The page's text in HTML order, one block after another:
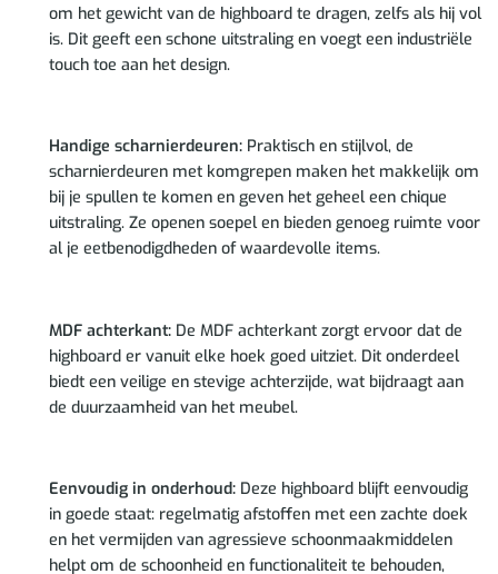
om het gewicht van de highboard te dragen, zelfs als hij vol
is. Dit geeft een schone uitstraling en voegt een industriële
touch toe aan het design.
Handige scharnierdeuren:Praktisch en stijlvol, de
scharnierdeuren met komgrepen maken het makkelijk om
bij je spullen te komen en geven het geheel een chique
uitstraling. Ze openen soepel en bieden genoeg ruimte voor
al je eetbenodigdheden of waardevolle items.
MDF achterkant:De MDF achterkant zorgt ervoor dat de
highboard er vanuit elke hoek goed uitziet. Dit onderdeel
biedt een veilige en stevige achterzijde, wat bijdraagt aan
de duurzaamheid van het meubel.
Eenvoudig in onderhoud:Deze highboard blijft eenvoudig
in goede staat: regelmatig afstoffen met een zachte doek
en het vermijden van agressieve schoonmaakmiddelen
helpt om de schoonheid en functionaliteit te behouden,